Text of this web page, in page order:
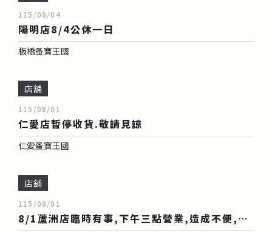
115/08/04
陽明店8/4公休一日
板橋蚤寶王國
店舖
115/08/01
仁愛店暫停收貨.敬請見諒
仁愛蚤寶王國
店舖
115/08/01
8/1蘆洲店臨時有事,下午三點營業,造成不便,敬請見諒!